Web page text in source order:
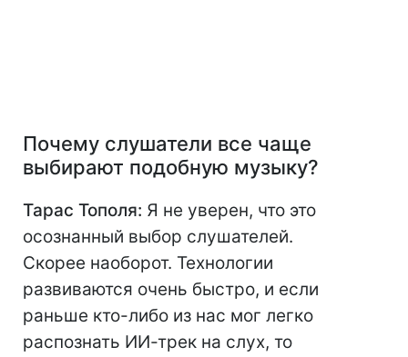
Почему слушатели все чаще
выбирают подобную музыку?
Тарас Тополя: Я не уверен, что это
осознанный выбор слушателей.
Скорее наоборот. Технологии
развиваются очень быстро, и если
раньше кто-либо из нас мог легко
распознать ИИ-трек на слух, то